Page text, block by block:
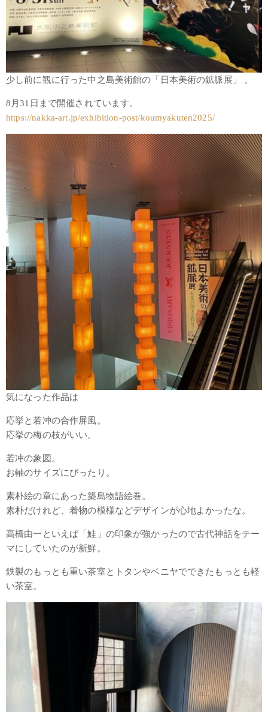
少し前に観に行った中之島美術館の「日本美術の鉱脈展」 。
8月31日まで開催されています。
https://nakka-art.jp/exhibition-post/koumyakuten2025/
気になった作品は
応挙と若冲の合作屏風。
応挙の梅の枝がいい。
若冲の象図。
お軸のサイズにぴったり。
素朴絵の章にあった築島物語絵巻。
素朴だけれど、着物の模様などデザインが心地よかったな。
高橋由一といえば「鮭」の印象が強かったので古代神話をテー
マにしていたのが新鮮。
鉄製のもっとも重い茶室とトタンやベニヤでできたもっとも軽
い茶室。